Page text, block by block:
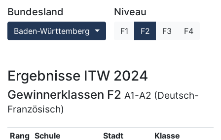
Bundesland
Baden-Württemberg
Niveau
F1 F2 F3 F4
Ergebnisse ITW 2024
Gewinnerklassen F2 A1-A2 (Deutsch-
Französisch)
Rang Schule Stadt
Klasse